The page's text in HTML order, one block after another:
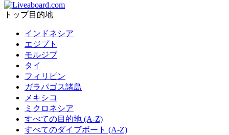
トップ目的地
インドネシア
エジプト
モルジブ
タイ
フィリピン
ガラパゴス諸島
メキシコ
ミクロネシア
すべての目的地 (A-Z)
すべてのダイブボート (A-Z)